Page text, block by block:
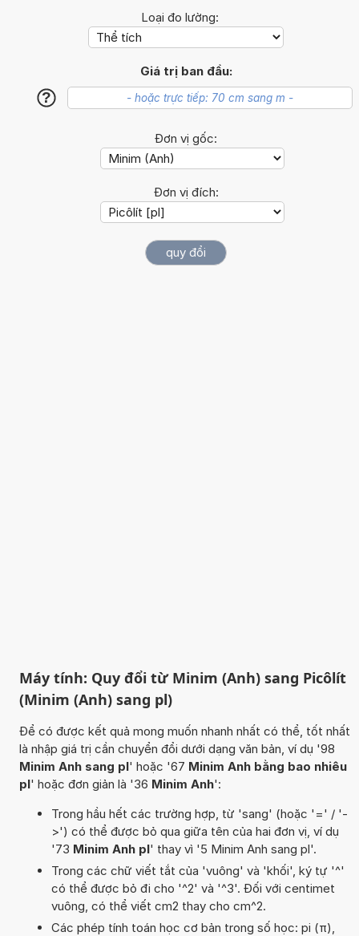
Loại đo lường:
Giá trị ban đầu:
?
Đơn vị gốc:
Đơn vị đích:
Máy tính: Quy đổi từ Minim (Anh) sang Picôlít
(Minim (Anh) sang pl)
Để có được kết quả mong muốn nhanh nhất có thể, tốt nhất
là nhập giá trị cần chuyển đổi dưới dạng văn bản, ví dụ '98
Minim Anh sang pl' hoặc '67 Minim Anh bằng bao nhiêu
pl' hoặc đơn giản là '36 Minim Anh':
Trong hầu hết các trường hợp, từ 'sang' (hoặc '=' / '-
>') có thể được bỏ qua giữa tên của hai đơn vị, ví dụ
'73 Minim Anh pl' thay vì '5 Minim Anh sang pl'.
Trong các chữ viết tắt của 'vuông' và 'khối', ký tự '^'
có thể được bỏ đi cho '^2' và '^3'. Đối với centimet
vuông, có thể viết cm2 thay cho cm^2.
Các phép tính toán học cơ bản trong số học: pi (π),